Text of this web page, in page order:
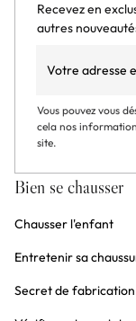
Recevez en
autres
Vous pouvez vous
cela nos
site.
Bien se chausser
Chausser l'enfant
Entretenir sa
Secret de fabrication